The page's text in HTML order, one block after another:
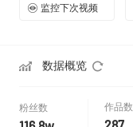
监控下次视频
数据概览
粉丝数 作品数